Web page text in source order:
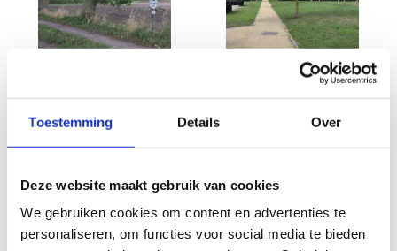
Toestemming Details Over
Deze website maakt gebruik van cookies
We gebruiken cookies om content en advertenties te
personaliseren, om functies voor social media te bieden
Bekijk alle foto's
Wat vond je van deze route?